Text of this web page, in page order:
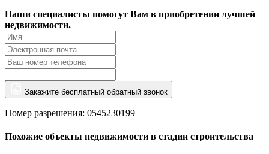
Наши специалисты помогут Вам в приобретении лучшей
недвижимости.
Закажите бесплатный обратный звонок
Номер разрешения: 0545230199
Похожие объекты недвижимости в стадии строительства